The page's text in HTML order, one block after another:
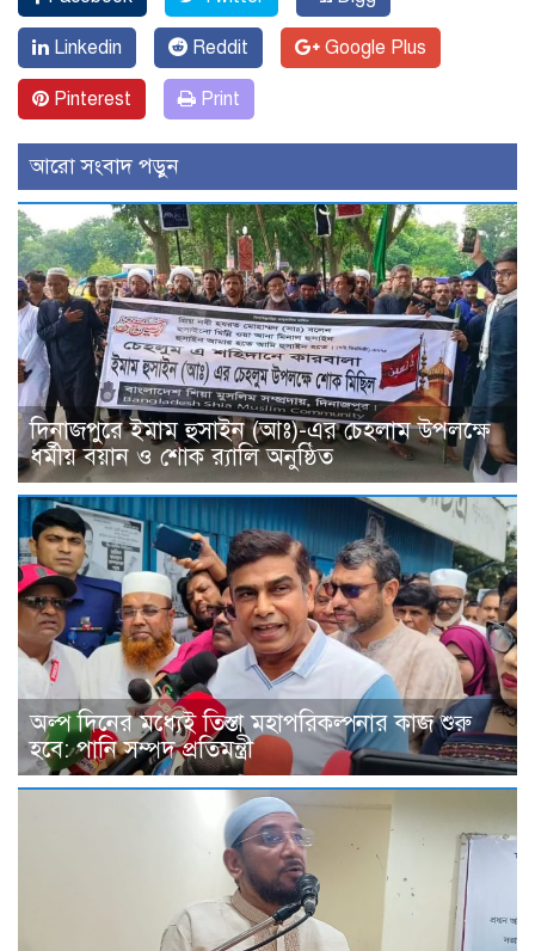
Linkedin Reddit Google Plus
Pinterest Print
আরো সংবাদ পড়ুন
দিনাজপুরে ইমাম হুসাইন (আঃ)-এর চেহলাম উপলক্ষে
ধর্মীয় বয়ান ও শোক র‍্যালি অনুষ্ঠিত
অল্প দিনের মধ্যেই তিস্তা মহাপরিকল্পনার কাজ শুরু
হবে: পানি সম্পদ প্রতিমন্ত্রী